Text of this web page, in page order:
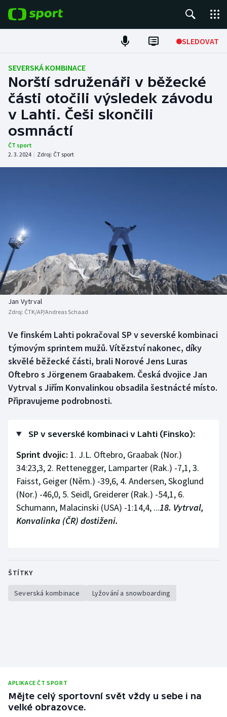
SLEDOVAT
Fotbal
Hokej
Tenis
Atletika
Baseball a softbal
Basketbal
Biatlon
Boby a skeleton
Box
Curling
Florbal
Futsal
Golf
Gymnastika
Házená
Krasobruslení
Olympijské hry
Soutěže
Historické návraty
Aplikace ČT sport
AZ kvíz
SEVERSKÁ KOMBINACE
Norští sdruženáři v běžecké
části otočili výsledek závodu
v Lahti. Češi skončili
osmnáctí
ČT sport
2. 3. 2024 | Zdroj: ČT sport
Jan Vytrval
Zdroj: ČTK/AP/Andreas Schaad
Ve finském Lahti pokračoval SP v severské kombinaci
týmovým sprintem mužů. Vítězství nakonec, díky
skvělé běžecké části, brali Norové Jens Luras
Oftebro s Jörgenem Graabakem. Česká dvojice Jan
Vytrval s Jiřím Konvalinkou obsadila šestnácté místo.
Připravujeme podrobnosti.
SP v severské kombinaci v Lahti (Finsko):
Sprint dvojic: 1. J.L. Oftebro, Graabak (Nor.)
34:23,3, 2. Rettenegger, Lamparter (Rak.) -7,1, 3.
Faisst, Geiger (Něm.) -39,6, 4. Andersen, Skoglund
(Nor.) -46,0, 5. Seidl, Greiderer (Rak.) -54,1, 6.
Schumann, Malacinski (USA) -1:14,4, ...18. Vytrval,
Konvalinka (ČR) dostiženi.
ŠTÍTKY
Severská kombinace Lyžování a snowboarding
APLIKACE ČT SPORT
Mějte celý sportovní svět vždy u sebe i na
velké obrazovce.